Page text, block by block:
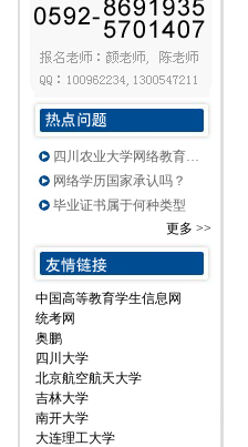
四川农业大学网络教育…
网络学历国家承认吗？
毕业证书属于何种类型
更多 >>
中国高等教育学生信息网
统考网
奥鹏
四川大学
北京航空航天大学
吉林大学
南开大学
大连理工大学